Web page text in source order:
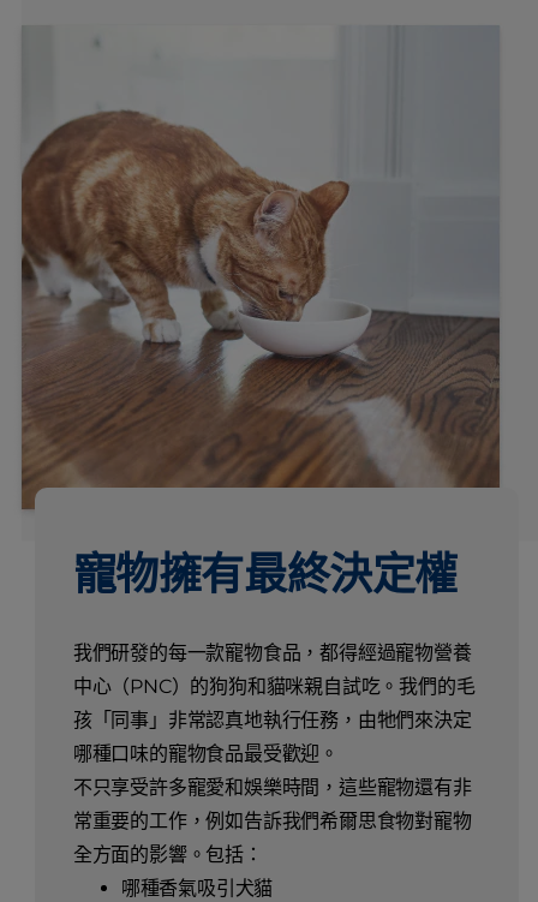
寵物擁有最終決定權
我們研發的每一款寵物食品，都得經過寵物營養
中心（PNC）的狗狗和貓咪親自試吃。我們的毛
孩「同事」非常認真地執行任務，由牠們來決定
哪種口味的寵物食品最受歡迎。
不只享受許多寵愛和娛樂時間，這些寵物還有非
常重要的工作，例如告訴我們希爾思食物對寵物
全方面的影響。包括：
哪種香氣吸引犬貓